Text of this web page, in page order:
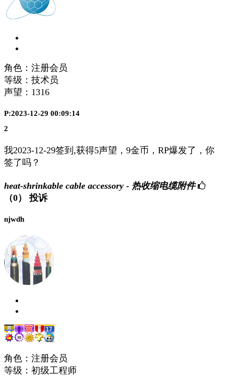
角色：注册会员
等级：技术员
声望： 1316
P:2023-12-29 00:09:14
2
我2023-12-29签到,获得5声望，9金币，RP爆发了，你
签了吗？
heat-shrinkable cable accessory - 热收缩电缆附件
（0）
投诉
njwdh
角色：注册会员
等级：初级工程师